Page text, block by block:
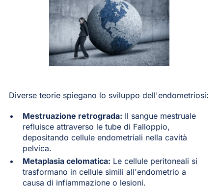
Diverse teorie spiegano lo sviluppo dell'endometriosi:
Mestruazione retrograda: Il sangue mestruale
refluisce attraverso le tube di Falloppio,
depositando cellule endometriali nella cavità
pelvica.
Metaplasia celomatica: Le cellule peritoneali si
trasformano in cellule simili all'endometrio a
causa di infiammazione o lesioni.